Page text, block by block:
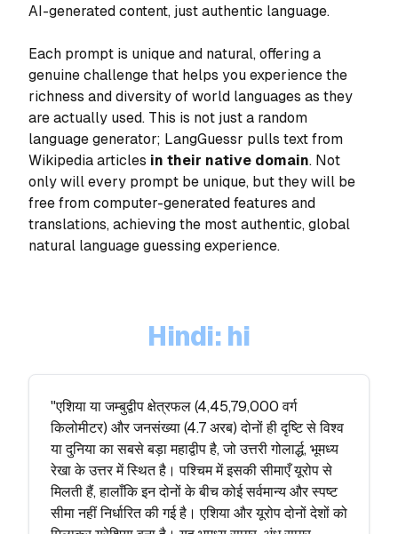
AI-generated content, just authentic language.
Each prompt is unique and natural, offering a
genuine challenge that helps you experience the
richness and diversity of world languages as they
are actually used. This is not just a random
language generator; LangGuessr pulls text from
Wikipedia articles in their native domain. Not
only will every prompt be unique, but they will be
free from computer-generated features and
translations, achieving the most authentic, global
natural language guessing experience.
Hindi: hi
"एशिया या जम्बुद्वीप क्षेत्रफल (4,45,79,000 वर्ग
किलोमीटर) और जनसंख्या (4.7 अरब) दोनों ही दृष्टि से विश्व
या दुनिया का सबसे बड़ा महाद्वीप है, जो उत्तरी गोलार्द्ध, भूमध्य
रेखा के उत्तर में स्थित है। पश्चिम में इसकी सीमाएँ यूरोप से
मिलती हैं, हालाँकि इन दोनों के बीच कोई सर्वमान्य और स्पष्ट
सीमा नहीं निर्धारित की गई है। एशिया और यूरोप दोनों देशों को